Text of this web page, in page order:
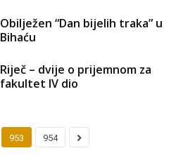
Obilježen “Dan bijelih traka” u
Bihaću
Riječ – dvije o prijemnom za
fakultet IV dio
953 954